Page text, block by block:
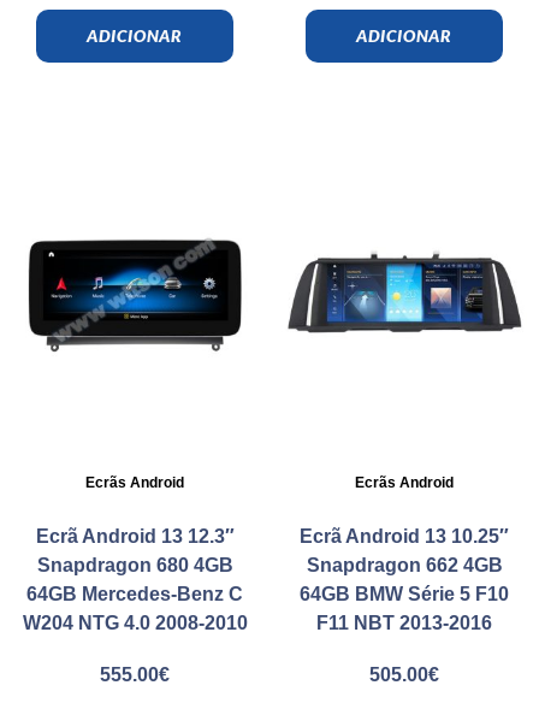
ADICIONAR ADICIONAR
Ecrãs Android
Ecrã Android 13 12.3″
Snapdragon 680 4GB
64GB Mercedes-Benz C
W204 NTG 4.0 2008-2010
555.00€
Ecrãs Android
Ecrã Android 13 10.25″
Snapdragon 662 4GB
64GB BMW Série 5 F10
F11 NBT 2013-2016
505.00€